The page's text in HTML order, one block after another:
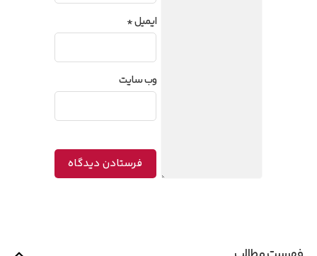
ایمیل*
وب‌ سایت